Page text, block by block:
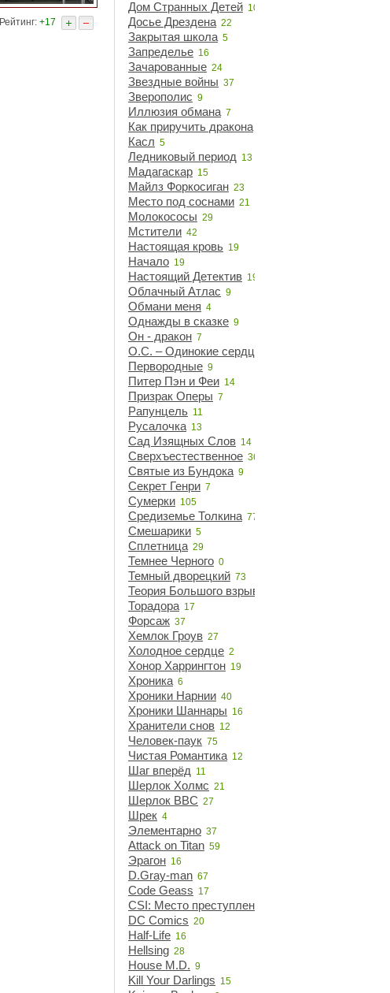
Дом Странных Детей 10
Досье Дрездена 22
Закрытая школа 5
Запределье 16
Зачарованные 24
Звездные войны 37
Зверополис 9
Иллюзия обмана 7
Как приручить дракона
Касл 5
Ледниковый период 13
Мадагаскар 15
Майлз Форкосиган 23
Место под соснами 21
Молокососы 29
Мстители 42
Настоящая кровь 19
Начало 19
Настоящий Детектив 19
Облачный Атлас 9
Обмани меня 4
Однажды в сказке 9
Он - дракон 7
О.С. – Одинокие сердца
Первородные 9
Питер Пэн и Феи 14
Призрак Оперы 7
Рапунцель 11
Русалочка 13
Сад Изящных Слов 14
Сверхъестественное 36
Святые из Бундока 9
Секрет Генри 7
Сумерки 105
Средиземье Толкина 77
Смешарики 5
Сплетница 29
Темнее Черного 0
Темный дворецкий 73
Теория Большого взрыва
Торадора 17
Форсаж 37
Хемлок Гроув 27
Холодное сердце 2
Хонор Харрингтон 19
Хроника 6
Хроники Нарнии 40
Хроники Шаннары 16
Хранители снов 12
Человек-паук 75
Чистая Романтика 12
Шаг вперёд 11
Шерлок Холмс 21
Шерлок BBC 27
Шрек 4
Элементарно 37
Attack on Titan 59
Эрагон 16
D.Gray-man 67
Code Geass 17
CSI: Место преступления
DC Comics 20
Half-Life 16
Hellsing 28
House M.D. 9
Kill Your Darlings 15
Рейтинг: +17